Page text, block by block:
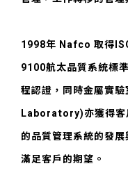
1998年 Nafco 取得
9100航太品質系統標
程認證，同時金屬實
Laboratory)亦獲得客
的品質管理系統的發
滿足客戶的期望。